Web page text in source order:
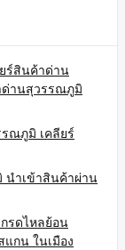
ร์สินค้าด่าน
านสุวรรณภูมิ
ณภูมิ เคลียร์
นำเข้าสินค้าผ่าน
รดไหลย้อน
กน ในเมือง